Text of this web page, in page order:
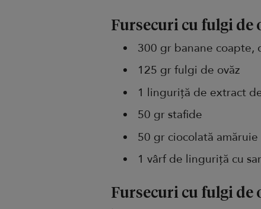
Fursecuri cu fulgi de
300 gr banane coapte,
125 gr fulgi de ovăz
1 linguriță de extract
50 gr stafide
50 gr ciocolată amăruie
1 vârf de linguriță cu
Fursecuri cu fulgi de